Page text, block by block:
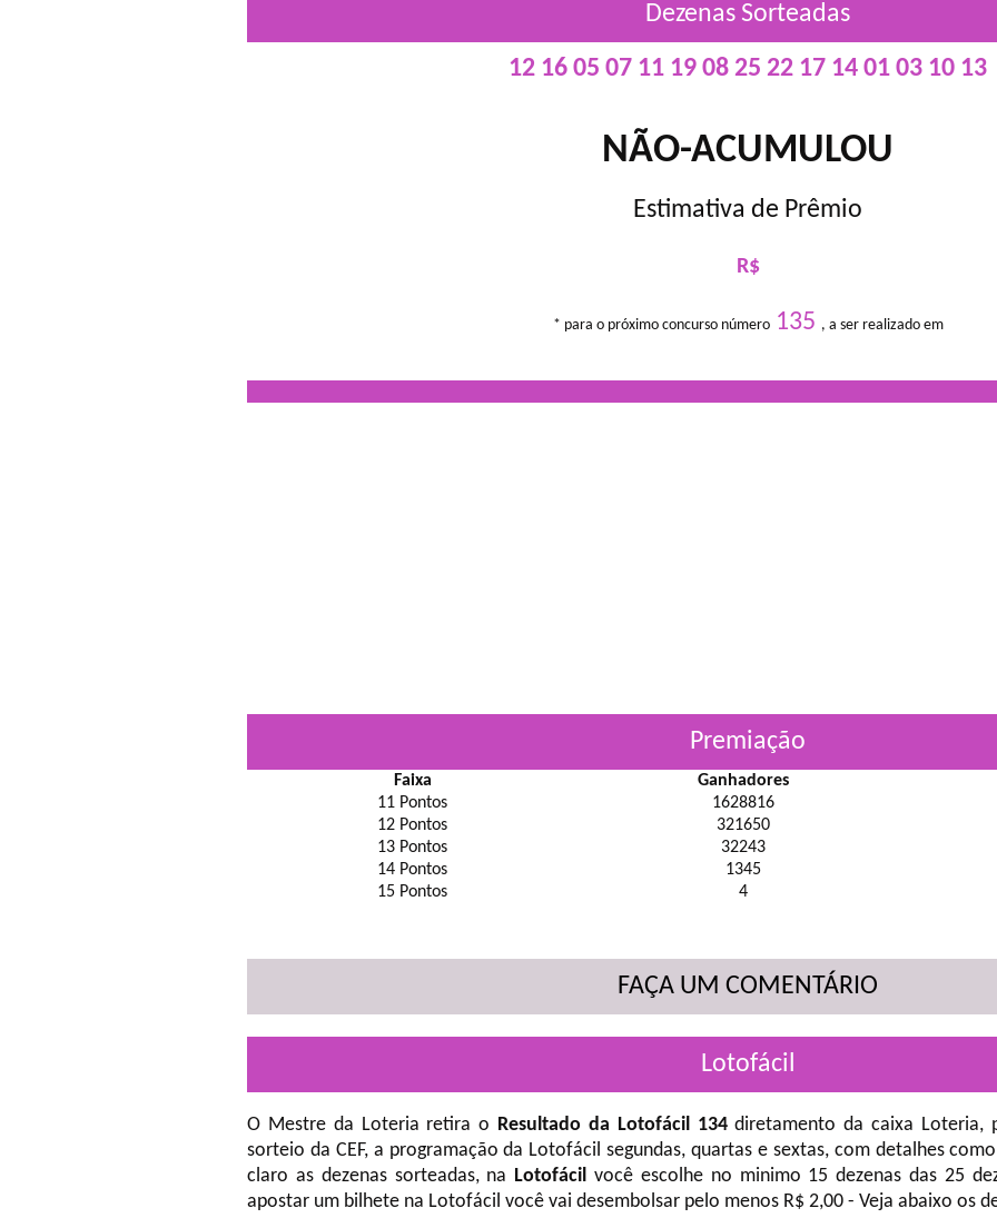
Dezenas Sorteadas
12 16 05 07 11 19 08 25 22 17 14 01 03 10 13
NÃO-ACUMULOU
Estimativa de Prêmio
R$
* para o próximo concurso número135 , a ser realizado em
Premiação
Faixa Ganhadores
11 Pontos
1628816
12 Pontos
321650
13 Pontos
32243
14 Pontos
1345
15 Pontos
4
FAÇA UM COMENTÁRIO
Lotofácil
O Mestre da Loteria retira o Resultado da Lotofácil 134diretamento da caixa Loteria,
sorteio da CEF, a programação da Lotofácil segundas, quartas e sextas, com detalhes
claro as dezenas sorteadas, na Lotofácil você escolhe no minimo 15 dezenas das 25
apostar um bilhete na Lotofácil você vai desembolsar pelo menos R$ 2,00 - Veja abaixo os